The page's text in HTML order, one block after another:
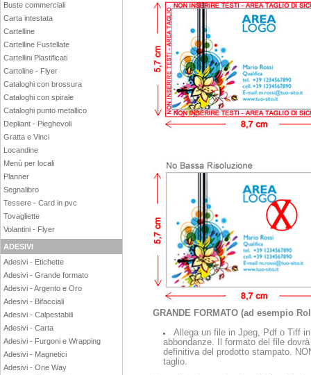
Buste commerciali
Carta intestata
Cartelline
Cartelline Fustellate
Cartellini Plastificati
Cartoline - Flyer
Cataloghi con brossura
Cataloghi con spirale
Cataloghi punto metallico
Depliant - Pieghevoli
Gratta e Vinci
Locandine
Menù per locali
Planner
Segnalibro
Tessere - Card in pvc
Tovagliette
Volantini - Flyer
ADESIVI
Adesivi - Etichette
Adesivi - Grande formato
Adesivi - Argento e Oro
Adesivi - Bifacciali
Adesivi - Calpestabili
Adesivi - Carta
Adesivi - Furgoni e Wrapping
Adesivi - Magnetici
Adesivi - One Way
GRANDE FORMATO (ad esempio
Allega un file in Jpeg, Pdf o Tiff
abbondanze. Il formato del file
definitiva del prodotto stampato.
taglio.